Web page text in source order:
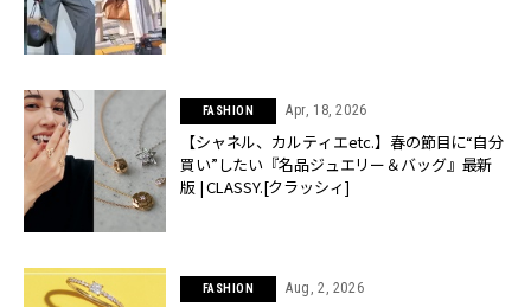
FASHION Apr, 18, 2026
【シャネル、カルティエetc.】春の節目に“自分
買い”したい『名品ジュエリー＆バッグ』最新
版 | CLASSY.[クラッシィ]
FASHION Aug, 2, 2026